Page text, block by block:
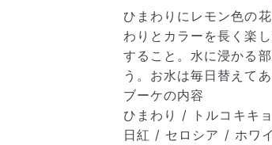
出荷前に水揚げ（花が水
ボックスに丁寧に梱包し
られて一見窮屈そうに見
擦れを軽減する効果があ
ひまわりにレモン色の
わりとカラーを長く楽
すること。水に浸かる
う。お水は毎日替えて
ブーケの内容
ひまわり / トルコキキ
日紅 / セロシア / ホワ